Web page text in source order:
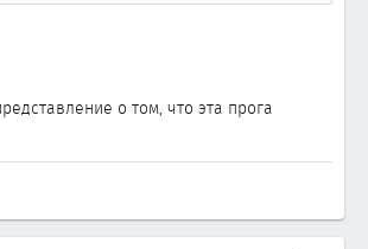
о том, что эта прога